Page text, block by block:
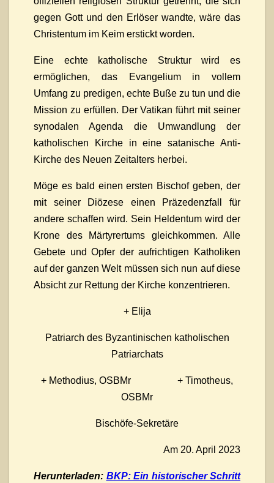
gegen Gott und den Erlöser wandte, wäre das
Christentum im Keim erstickt worden.
Eine echte katholische Struktur wird es
ermöglichen, das Evangelium in vollem
Umfang zu predigen, echte Buße zu tun und die
Mission zu erfüllen. Der Vatikan führt mit seiner
synodalen Agenda die Umwandlung der
katholischen Kirche in eine satanische Anti-
Kirche des Neuen Zeitalters herbei.
Möge es bald einen ersten Bischof geben, der
mit seiner Diözese einen Präzedenzfall für
andere schaffen wird. Sein Heldentum wird der
Krone des Märtyrertums gleichkommen. Alle
Gebete und Opfer der aufrichtigen Katholiken
auf der ganzen Welt müssen sich nun auf diese
Absicht zur Rettung der Kirche konzentrieren.
+ Elija
Patriarch des Byzantinischen katholischen
Patriarchats
+ Methodius, OSBMr + Timotheus,
OSBMr
Bischöfe-Sekretäre
Am 20. April 2023
Herunterladen: BKP: Ein historischer Schritt